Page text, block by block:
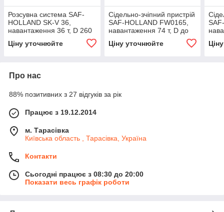
Розсувна система SAF-
HOLLAND SK-V 36,
навантаження 36 т, D 260
Ціну уточнюйте
Сідельно-зчіпний пристрій
SAF-HOLLAND FW0165,
навантаження 74 т, D до
мм
Ціну уточнюйте
Про нас
88% позитивних з 27 відгуків за рік
Працює з 19.12.2014
м. Тарасівка
Київська область , Тарасівка, Україна
Контакти
Сьогодні працює з 08:30 до 20:00
Показати весь графік роботи